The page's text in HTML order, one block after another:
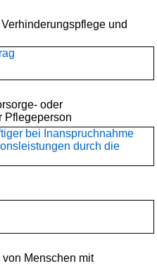
und
oder
Pflegeperson
bei Inanspruchnahme
durch die
Menschen mit